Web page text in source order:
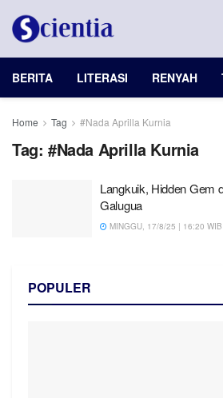
BERITA LITERASI RENYAH
Home Tag #Nada Aprilla Kurnia
Tag: #Nada Aprilla Kurnia
Langkuik, Hidden Gem
Galugua
MINGGU, 17/8/25 | 16:20 WIB
POPULER